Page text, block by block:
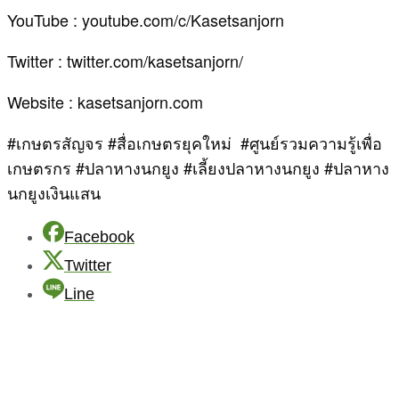
YouTube : youtube.com/c/Kasetsanjorn
Twitter : twitter.com/kasetsanjorn/
Website : kasetsanjorn.com
#เกษตรสัญจร #สื่อเกษตรยุคใหม่ #ศูนย์รวมความรู้เพื่อ
เกษตรกร #ปลาหางนกยูง #เลี้ยงปลาหางนกยูง #ปลาหาง
นกยูงเงินแสน
Facebook
Twitter
Line